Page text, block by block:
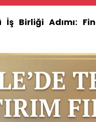
İş Birliği Adımı: